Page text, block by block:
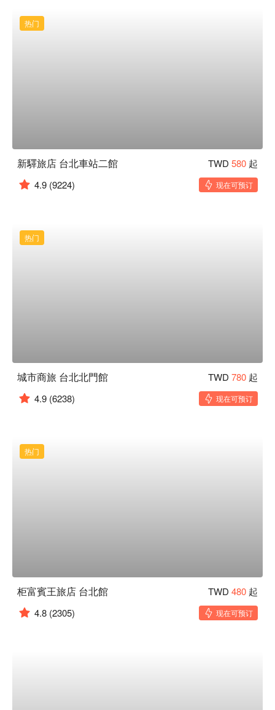
热门
新驛旅店 台北車站二館 TWD 580 起
4.9 (9224) 现在可预订
热门
城市商旅 台北北門館 TWD 780 起
4.9 (6238) 现在可预订
热门
柜富賓王旅店 台北館 TWD 480 起
4.8 (2305) 现在可预订